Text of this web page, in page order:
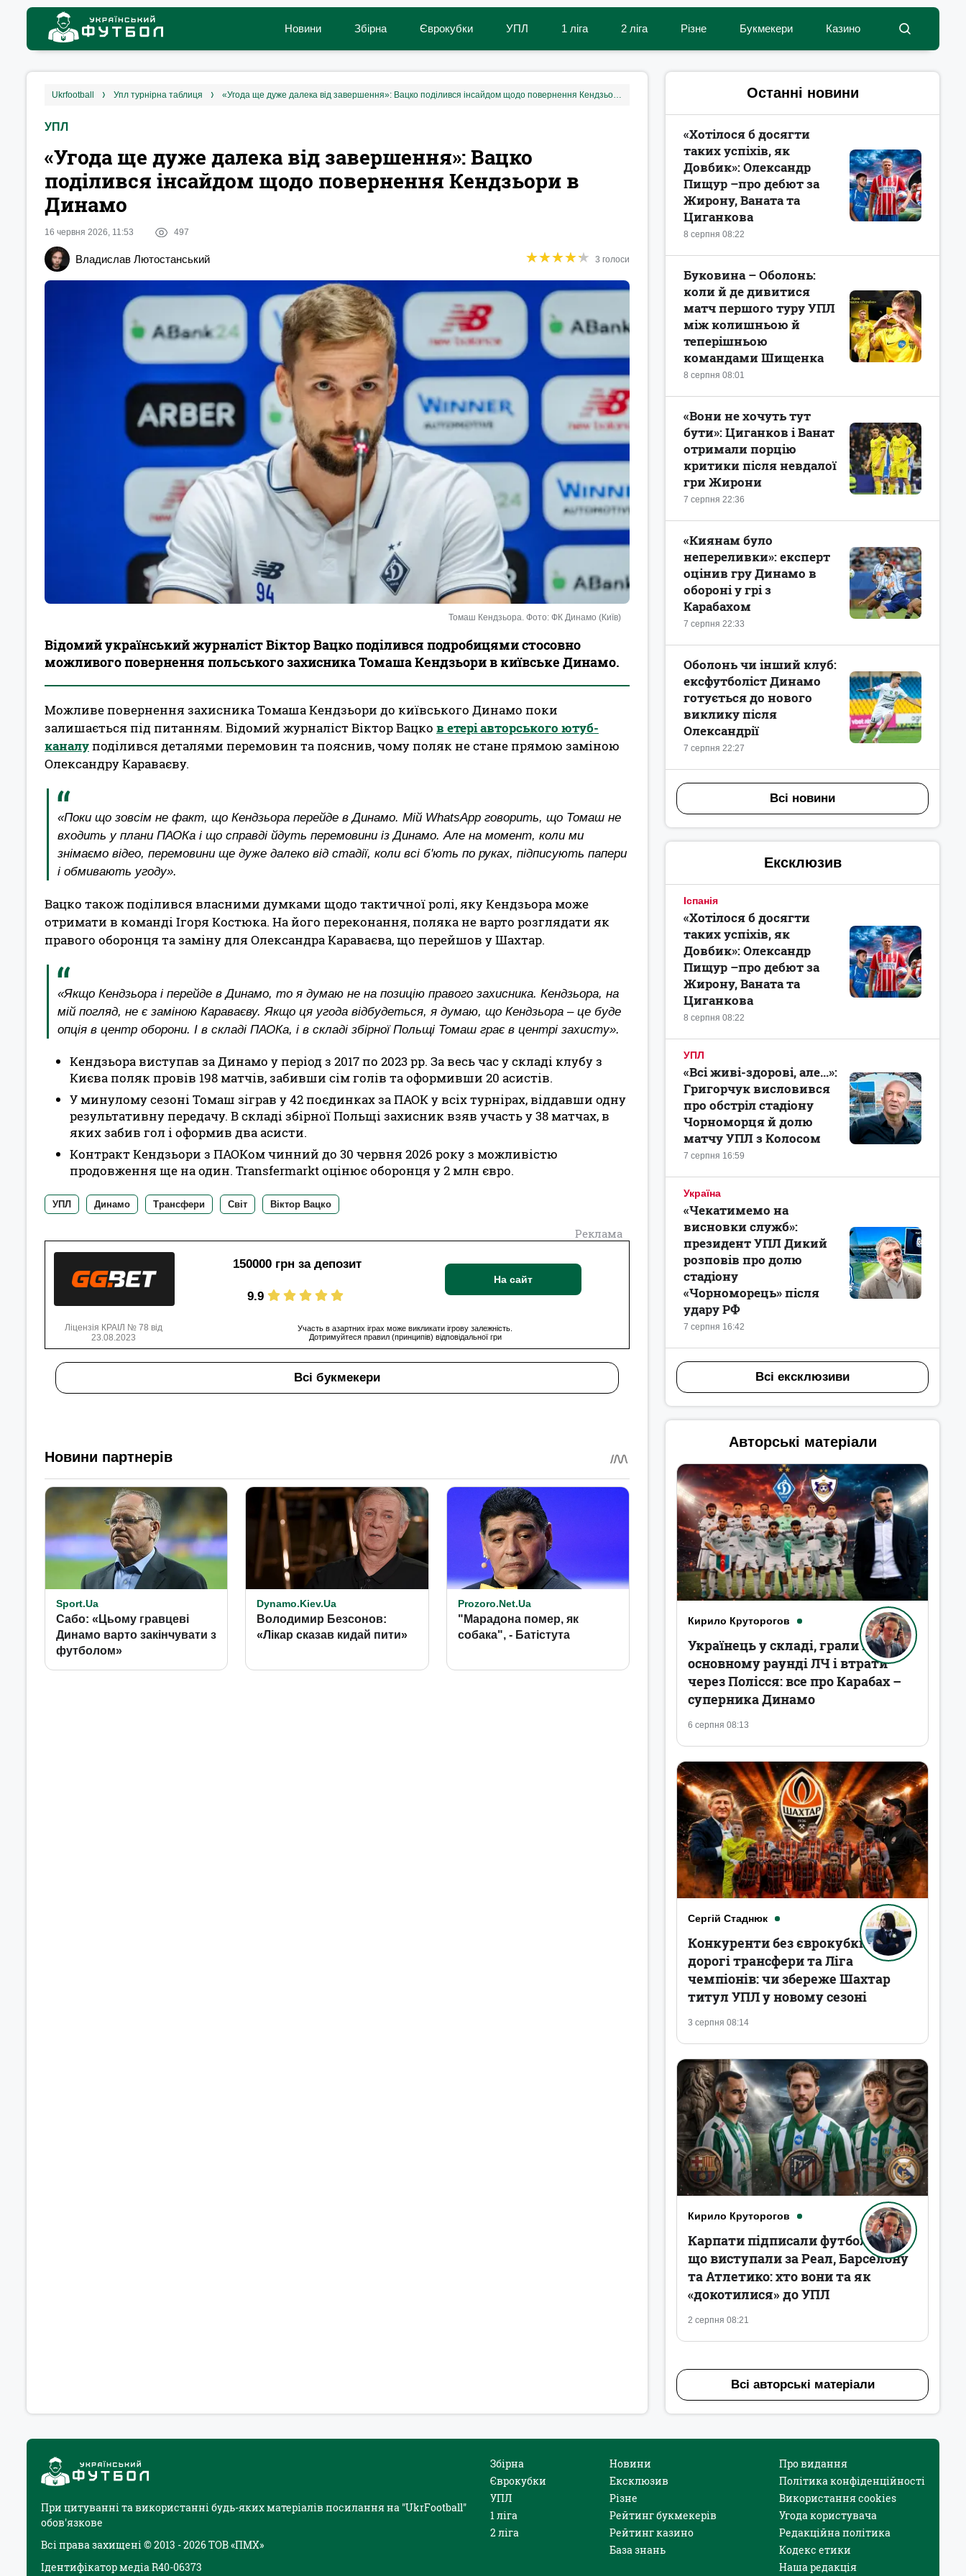
Новини Збірна Єврокубки УПЛ 1 ліга 2 ліга Різне Букмекери Казино
ukrfootball упл турнірна таблиця «Угода ще дуже далека від завершення»: Вацко поділився інсайдом щодо повернення Кендзьори в Динамо
УПЛ
«Угода ще дуже далека від завершення»: Вацко
поділився інсайдом щодо повернення Кендзьори в
Динамо
16 червня 2026, 11:53 497
Владислав Лютостанський ★★★★★
★★★★★ 3 голоси
Томаш Кендзьора. Фото: ФК Динамо (Київ)
Відомий український журналіст Віктор Вацко поділився подробицями стосовно
можливого повернення польського захисника Томаша Кендзьори в київське Динамо.
Можливе повернення захисника Томаша Кендзьори до київського Динамо поки
залишається під питанням. Відомий журналіст Віктор Вацко в етері авторського ютуб-
каналуподілився деталями перемовин та пояснив, чому поляк не стане прямою заміною
Олександру Караваєву.
«Поки що зовсім не факт, що Кендзьора перейде в Динамо. Мій WhatsApp говорить, що Томаш не
входить у плани ПАОКа і що справді йдуть перемовини із Динамо. Але на момент, коли ми
знімаємо відео, перемовини ще дуже далеко від стадії, коли всі б'ють по руках, підписують папери
і обмивають угоду».
Вацко також поділився власними думками щодо тактичної ролі, яку Кендзьора може
отримати в команді Ігоря Костюка. На його переконання, поляка не варто розглядати як
правого оборонця та заміну для Олександра Караваєва, що перейшов у Шахтар.
«Якщо Кендзьора і перейде в Динамо, то я думаю не на позицію правого захисника. Кендзьора, на
мій погляд, не є заміною Караваєву. Якщо ця угода відбудеться, я думаю, що Кендзьора – це буде
опція в центр оборони. І в складі ПАОКа, і в складі збірної Польщі Томаш грає в центрі захисту».
Кендзьора виступав за Динамо у період з 2017 по 2023 рр. За весь час у складі клубу з
Києва поляк провів 198 матчів, забивши сім голів та оформивши 20 асистів.
У минулому сезоні Томаш зіграв у 42 поєдинках за ПАОК у всіх турнірах, віддавши одну
результативну передачу. В складі збірної Польщі захисник взяв участь у 38 матчах, в
яких забив гол і оформив два асисти.
Контракт Кендзьори з ПАОКом чинний до 30 червня 2026 року з можливістю
продовження ще на один. Transfermarkt оцінює оборонця у 2 млн євро.
УПЛ Динамо Трансфери Світ Віктор Вацко
Реклама
150000 грн за депозит
9.9
На сайт
Ліцензія КРАІЛ № 78 від
23.08.2023
Участь в азартних іграх може викликати ігрову залежність.
Дотримуйтеся правил (принципів) відповідальної гри
Всі букмекери
Останні новини
8 серпня 08:22
«Хотілося б досягти
таких успіхів, як
Довбик»: Олександр
Пищур –про дебют за
Жирону, Ваната та
Циганкова
8 серпня 08:01
Буковина – Оболонь:
коли й де дивитися
матч першого туру УПЛ
між колишньою й
теперішньою
командами Шищенка
7 серпня 22:36
«Вони не хочуть тут
бути»: Циганков і Ванат
отримали порцію
критики після невдалої
гри Жирони
7 серпня 22:33
«Киянам було
непереливки»: експерт
оцінив гру Динамо в
обороні у грі з
Карабахом
7 серпня 22:27
Оболонь чи інший клуб:
ексфутболіст Динамо
готується до нового
виклику після
Олександрії
Всі новини
Ексклюзив
Іспанія
8 серпня 08:22
«Хотілося б досягти
таких успіхів, як
Довбик»: Олександр
Пищур –про дебют за
Жирону, Ваната та
Циганкова
УПЛ
7 серпня 16:59
«Всі живі-здорові, але...»:
Григорчук висловився
про обстріл стадіону
Чорноморця й долю
матчу УПЛ з Колосом
Україна
7 серпня 16:42
«Чекатимемо на
висновки служб»:
президент УПЛ Дикий
розповів про долю
стадіону
«Чорноморець» після
удару РФ
Всі ексклюзиви
Авторські матеріали
Кирило Круторогов
6 серпня 08:13
Українець у складі, грали в
основному раунді ЛЧ і втрати
через Полісся: все про Карабах –
суперника Динамо
Сергій Стаднюк
3 серпня 08:14
Конкуренти без єврокубків,
дорогі трансфери та Ліга
чемпіонів: чи збереже Шахтар
титул УПЛ у новому сезоні
Кирило Круторогов
2 серпня 08:21
Карпати підписали футболістів,
що виступали за Реал, Барселону
та Атлетико: хто вони та як
«докотилися» до УПЛ
Всі авторські матеріали
При цитуванні та використанні будь-яких матеріалів посилання на "UkrFootball"
обов'язкове
Всі права захищені © 2013 - 2026 ТОВ «ПМХ»
Ідентифікатор медіа R40-06373
Збірна
Єврокубки
УПЛ
1 ліга
2 ліга
Новини
Ексклюзив
Різне
Рейтинг букмекерів
Рейтинг казино
База знань
Про видання
Політика конфіденційності
Використання cookies
Угода користувача
Редакційна політика
Кодекс етики
Наша редакція